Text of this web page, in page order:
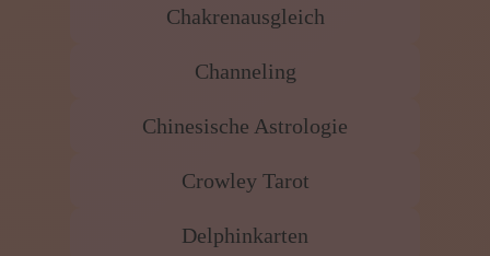
Chakrenausgleich
Channeling
Chinesische Astrologie
Crowley Tarot
Delphinkarten